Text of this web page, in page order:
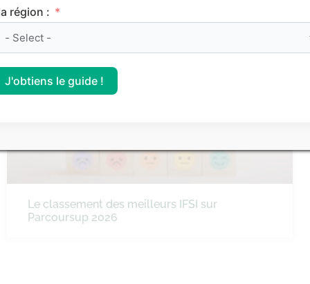
Le classement des meilleurs IFSI sur
Parcoursup 2026
région :
J'obtiens le guide !